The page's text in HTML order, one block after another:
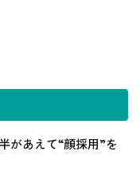
があえて“顔採用”を